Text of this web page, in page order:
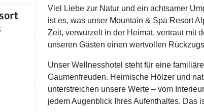
Viel Liebe zur Natur und ein achtsamer
ist es, was unser Mountain & Spa Resort
Zeit, verwurzelt in der Heimat, vertraut mit
unseren Gästen einen wertvollen
Unser Wellnesshotel steht für eine
Gaumenfreuden. Heimische Hölzer und
unterstreichen unsere Werte – vom
jedem Augenblick Ihres Aufenthaltes. Das